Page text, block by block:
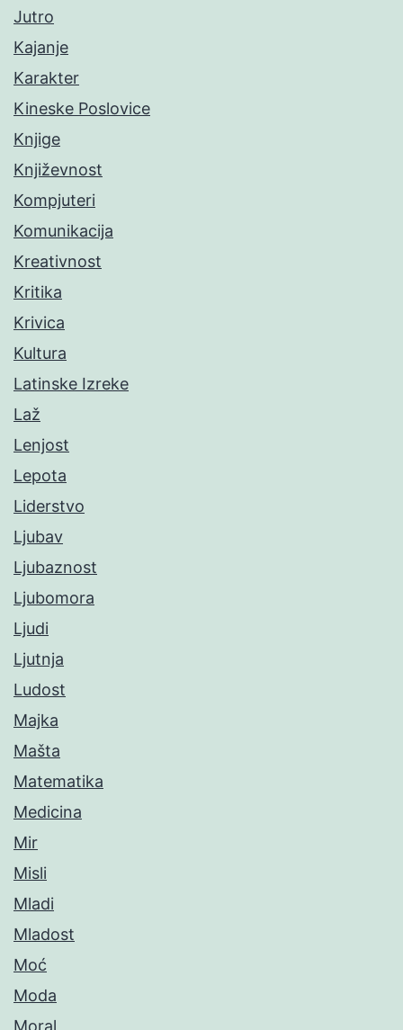
Jutro
Kajanje
Karakter
Kineske Poslovice
Knjige
Književnost
Kompjuteri
Komunikacija
Kreativnost
Kritika
Krivica
Kultura
Latinske Izreke
Laž
Lenjost
Lepota
Liderstvo
Ljubav
Ljubaznost
Ljubomora
Ljudi
Ljutnja
Ludost
Majka
Mašta
Matematika
Medicina
Mir
Misli
Mladi
Mladost
Moć
Moda